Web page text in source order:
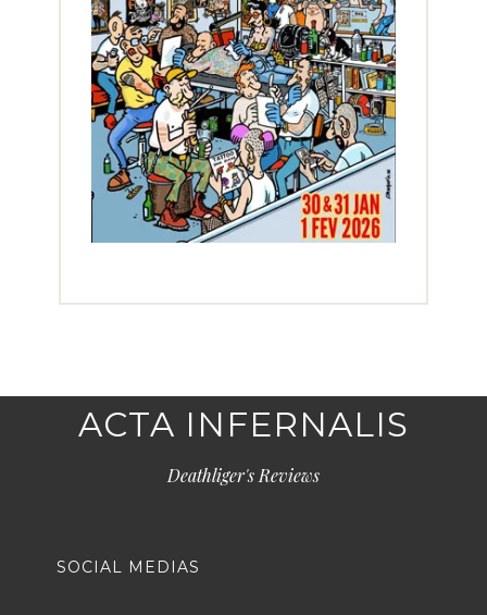
ACTA INFERNALIS
Deathliger's Reviews
SOCIAL MEDIAS